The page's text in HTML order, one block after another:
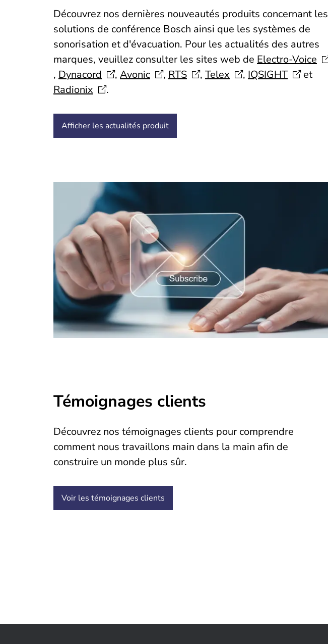
Découvrez nos dernières nouveautés produits concernant les
solutions de conférence Bosch ainsi que les systèmes de
sonorisation et d'évacuation. Pour les actualités des autres
marques, veuillez consulter les sites web de Electro-Voice
, Dynacord , Avonic , RTS , Telex , IQSIGHT
et
Radionix
.
Afficher les actualités produit
Témoignages clients
Découvrez nos témoignages clients pour comprendre
comment nous travaillons main dans la main afin de
construire un monde plus sûr.
Voir les témoignages clients